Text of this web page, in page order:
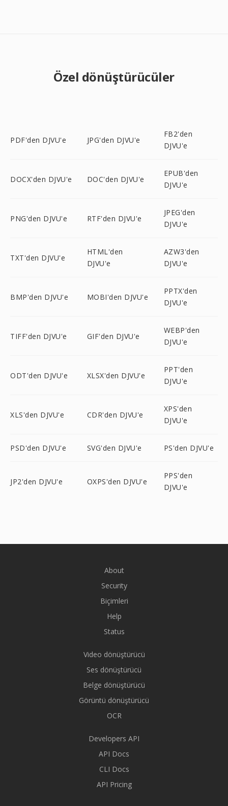
Özel dönüştürücüler
PDF'den DJVU'e JPG'den DJVU'e
FB2'den
DJVU'e
DOCX'den DJVU'e DOC'den DJVU'e
EPUB'den
DJVU'e
PNG'den DJVU'e RTF'den DJVU'e
JPEG'den
DJVU'e
TXT'den DJVU'e
HTML'den
DJVU'e
AZW3'den
DJVU'e
BMP'den DJVU'e MOBI'den DJVU'e
PPTX'den
DJVU'e
TIFF'den DJVU'e GIF'den DJVU'e
WEBP'den
DJVU'e
ODT'den DJVU'e XLSX'den DJVU'e
PPT'den
DJVU'e
XLS'den DJVU'e CDR'den DJVU'e
XPS'den
DJVU'e
PSD'den DJVU'e SVG'den DJVU'e PS'den DJVU'e
JP2'den DJVU'e OXPS'den DJVU'e
PPS'den
DJVU'e
About
Security
Biçimleri
Help
Status
Video dönüştürücü
Ses dönüştürücü
Belge dönüştürücü
Görüntü dönüştürücü
OCR
Developers API
API Docs
CLI Docs
API Pricing